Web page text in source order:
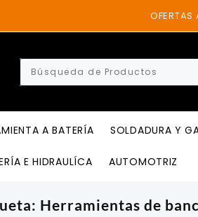
OFERTAS
A BATERÍA SOLDADURA Y
E HIDRAULÍCA AUTOMOTRIZ
Herramientas de